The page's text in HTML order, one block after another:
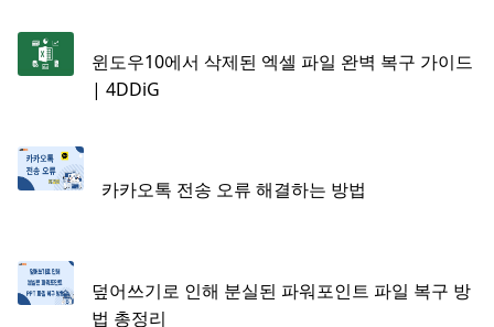
윈도우10에서 삭제된 엑셀 파일 완벽 복구 가이드
| 4DDiG
카카오톡 전송 오류 해결하는 방법
덮어쓰기로 인해 분실된 파워포인트 파일 복구 방
법 총정리